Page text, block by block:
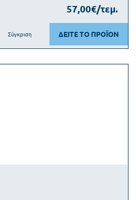
57,00€/τεμ.
ΔΕΙΤΕ ΤΟ ΠΡΟΪΟΝ
Σύγκριση